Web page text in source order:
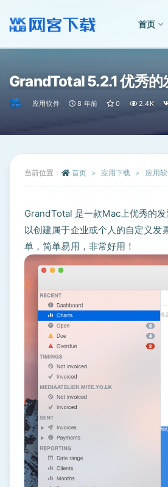
首页
GrandTotal 5.2.1 优秀
应用软件 8 年前 0 2.4K
当前位置： 首页 应用下载 应用
GrandTotal 是一款Mac上优秀的
以创建属于企业或个人的自定义
单，简单易用，非常好用！